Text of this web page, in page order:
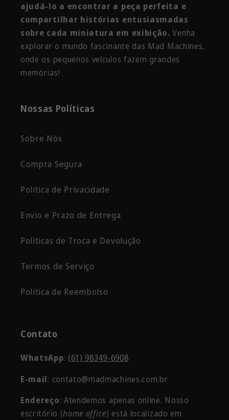
ajudá-lo a encontrar a peça perfeita e
compartilhar histórias entusiasmadas
sobre cada miniatura em exibição. Venha
explorar o mundo fascinante das Mad Machines,
onde os pequenos veículos fazem grandes
memórias!
Nossas Políticas
Sobre Nós
Compra Segura
Política de Privacidade
Envio e Prazo de Entrega
Políticas de Troca e Devolução
Termos de Serviço
Política de Reembolso
Contato
WhatsApp: (61) 98349-6908
E-mail: contato@madmachines.com.br
Endereço: Atendemos apenas online. Nosso
escritório (home office) está localizado em